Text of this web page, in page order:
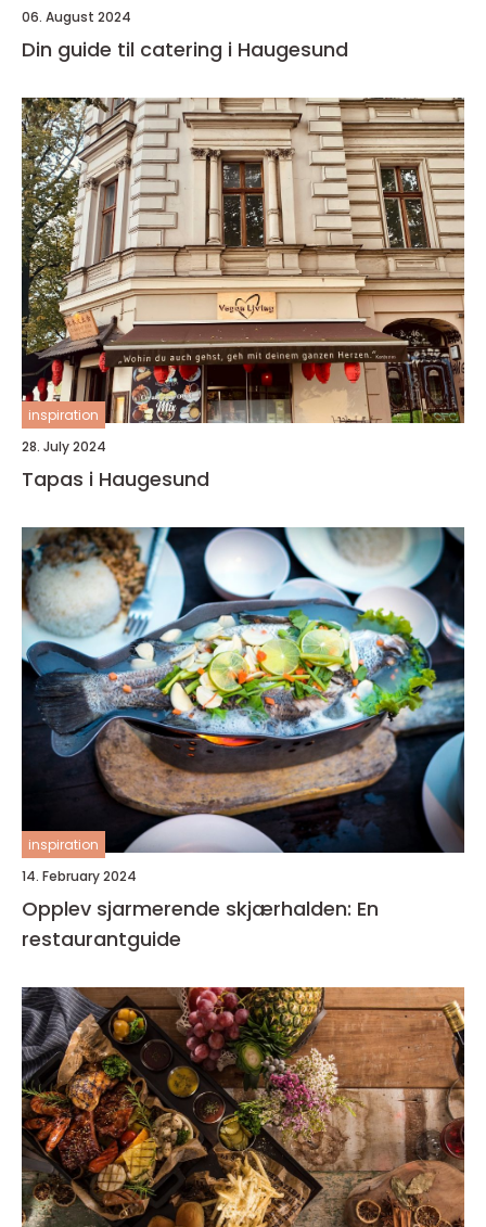
06. August 2024
Din guide til catering i Haugesund
inspiration
28. July 2024
Tapas i Haugesund
inspiration
14. February 2024
Opplev sjarmerende skjærhalden: En
restaurantguide